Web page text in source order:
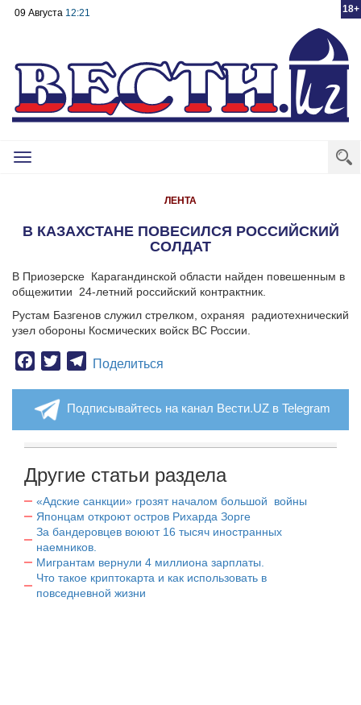
18+
09 Августа 12:21
Toggle
ЛЕНТА
В КАЗАХСТАНЕ ПОВЕСИЛСЯ РОССИЙСКИЙ
СОЛДАТ
В Приозерске Карагандинской области найден повешенным в
общежитии
24-летний российский контрактник.
Рустам Базгенов служил стрелком, охраняя
радиотехнический
узел обороны Космических войск ВС России.
Facebook
TwitterTelegram
Поделиться
Подписывайтесь на канал Вести.UZ в Telegram
Другие статьи раздела
«Адские санкции» грозят началом большой войны
Японцам откроют остров Рихарда Зорге
За бандеровцев воюют 16 тысяч иностранных
наемников.
Мигрантам вернули 4 миллиона зарплаты.
Что такое криптокарта и как использовать в
повседневной жизни